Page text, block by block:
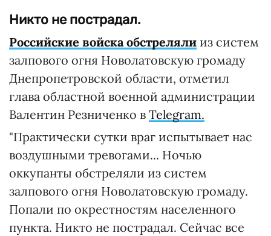
Никто не пострадал.
Российские войска обстреляли из систем
залпового огня Новолатовскую громаду
Днепропетровской области, отметил
глава областной военной администрации
Валентин Резниченко в Telegram.
"Практически сутки враг испытывает нас
воздушными тревогами... Ночью
оккупанты обстреляли из систем
залпового огня Новолатовскую громаду.
Попали по окрестностям населенного
пункта. Никто не пострадал. Сейчас все